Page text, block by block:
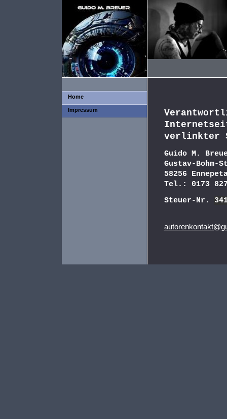
Home
Impressum
verlinkter
Guido M.
Gustav-Bohm-
58256
Tel.: 0173
Steuer-Nr.